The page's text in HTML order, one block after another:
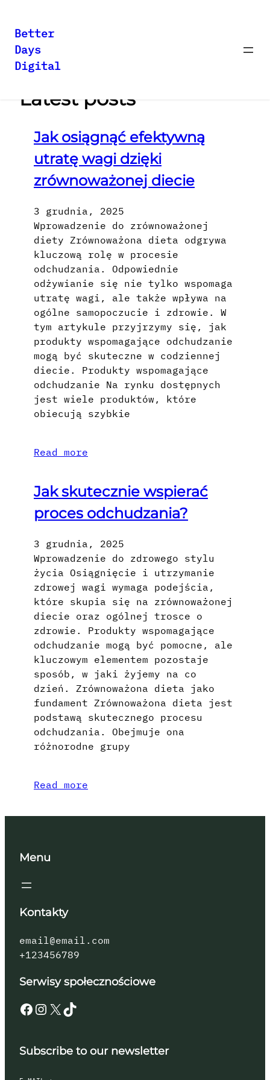
Przejdź
do
Better
Days
Digital
Latest posts
Jak osiągnąć efektywną
utratę wagi dzięki
zrównoważonej diecie
3 grudnia, 2025
Wprowadzenie do zrównoważonej
diety Zrównoważona dieta odgrywa
kluczową rolę w procesie
odchudzania. Odpowiednie
odżywianie się nie tylko wspomaga
utratę wagi, ale także wpływa na
ogólne samopoczucie i zdrowie. W
tym artykule przyjrzymy się, jak
produkty wspomagające odchudzanie
mogą być skuteczne w codziennej
diecie. Produkty wspomagające
odchudzanie Na rynku dostępnych
jest wiele produktów, które
obiecują szybkie
Read more
Jak skutecznie wspierać
proces odchudzania?
3 grudnia, 2025
Wprowadzenie do zdrowego stylu
życia Osiągnięcie i utrzymanie
zdrowej wagi wymaga podejścia,
które skupia się na zrównoważonej
diecie oraz ogólnej trosce o
zdrowie. Produkty wspomagające
odchudzanie mogą być pomocne, ale
kluczowym elementem pozostaje
sposób, w jaki żyjemy na co
dzień. Zrównoważona dieta jako
fundament Zrównoważona dieta jest
podstawą skutecznego procesu
odchudzania. Obejmuje ona
różnorodne grupy
Read more
Menu
Kontakty
email@email.com
+123456789
Serwisy społecznościowe
Facebook Instagram X TikTok
Subscribe to our newsletter